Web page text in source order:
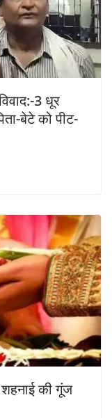
3 धूर
बेटे को पीट-
शहनाई की गूंज